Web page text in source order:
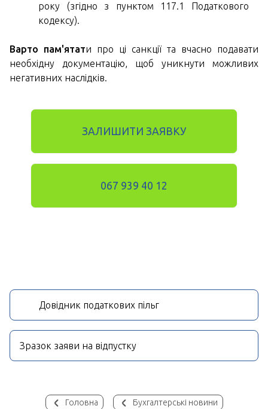
Головна Бухгалтерські новини
року (згідно з пунктом 117.1 Податкового
кодексу).
Варто пам'ятати про ці санкції та вчасно подавати
необхідну документацію, щоб уникнути можливих
негативних наслідків.
ЗАЛИШИТИ ЗАЯВКУ
067 939 40 12
Довідник податкових пільг
Зразок заяви на відпустку